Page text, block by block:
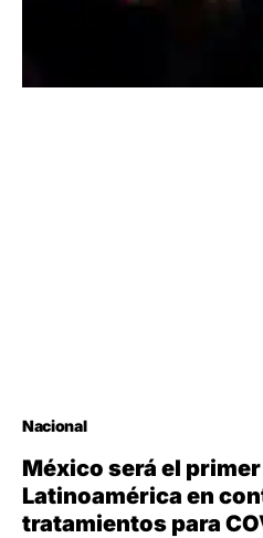
Nacional
México será el
Latinoamérica en
tratamientos para